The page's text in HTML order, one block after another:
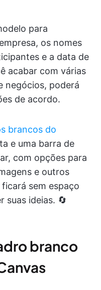
para
os nomes
e a data de
acabar com várias
negócios, poderá
de acordo.
brancos do
e uma barra de
com opções para
e outros
sem espaço
suas ideias. 🔄
branco